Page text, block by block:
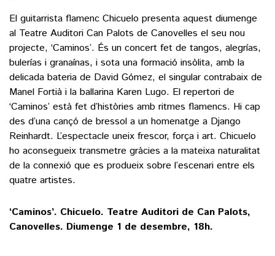
POLÍTICA
ECONOMIA
VEURE TOTES
ESPORTS
FUTBOL
HOQUEI PATINS
MOTOR
VEURE TOTES
CULTURA
ARTS ESCÈNIQUES
CULTURA POPULAR
LLIBRES
CALAIX
SUPLEMENTS
FOTOGALERIES
9MAGAZÍN
AGENDA
El guitarrista flamenc Chicuelo presenta aquest diumenge
al Teatre Auditori Can Palots de Canovelles el seu nou
projecte, ‘Caminos’. És un concert fet de tangos, alegrías,
bulerías i granaínas, i sota una formació insòlita, amb la
delicada bateria de David Gómez, el singular contrabaix de
Manel Fortià i la ballarina Karen Lugo. El repertori de
‘Caminos’ està fet d’històries amb ritmes flamencs. Hi cap
des d’una cançó de bressol a un homenatge a Django
Reinhardt. L’espectacle uneix frescor, força i art. Chicuelo
ho aconsegueix transmetre gràcies a la mateixa naturalitat
de la connexió que es produeix sobre l’escenari entre els
quatre artistes.
‘Caminos’. Chicuelo. Teatre Auditori de Can Palots,
Canovelles. Diumenge 1 de desembre, 18h.